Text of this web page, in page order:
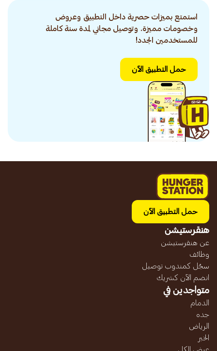
استمتع بميزات حصرية داخل التطبيق وعروض
وخصومات مميزة. وتوصيل مجاني لمدة سنة كاملة
للمستخدمين الجدد!
حمل التطبيق الآن
حمل التطبيق الآن
هنقرستيشن
عن هنقرستيشن
وظائف
سجّل كمندوب توصيل
انضم الآن كشريك
متواجدين في
الدمام
جده
الرياض
الخبر